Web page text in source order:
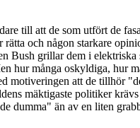
till att de som utfört de
rätta och någon starkare
Bush grillar dem i elektriska
hur många oskyldiga, hur
motiveringen att de tillhör
mäktigaste politiker
dumma" än av en liten